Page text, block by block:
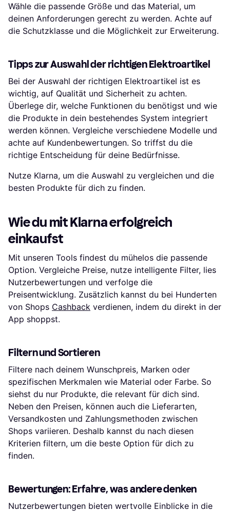
Wähle die passende Größe und das Material, um
deinen Anforderungen gerecht zu werden. Achte auf
die Schutzklasse und die Möglichkeit zur Erweiterung.
Tipps zur Auswahl der richtigen Elektroartikel
Bei der Auswahl der richtigen Elektroartikel ist es
wichtig, auf Qualität und Sicherheit zu achten.
Überlege dir, welche Funktionen du benötigst und wie
die Produkte in dein bestehendes System integriert
werden können. Vergleiche verschiedene Modelle und
achte auf Kundenbewertungen. So triffst du die
richtige Entscheidung für deine Bedürfnisse.
Nutze Klarna, um die Auswahl zu vergleichen und die
besten Produkte für dich zu finden.
Wie du mit Klarna erfolgreich
einkaufst
Mit unseren Tools findest du mühelos die passende
Option. Vergleiche Preise, nutze intelligente Filter, lies
Nutzerbewertungen und verfolge die
Preisentwicklung. Zusätzlich kannst du bei Hunderten
von Shops Cashback verdienen, indem du direkt in der
App shoppst.
Filtern und Sortieren
Filtere nach deinem Wunschpreis, Marken oder
spezifischen Merkmalen wie Material oder Farbe. So
siehst du nur Produkte, die relevant für dich sind.
Neben den Preisen, können auch die Lieferarten,
Versandkosten und Zahlungsmethoden zwischen
Shops variieren. Deshalb kannst du nach diesen
Kriterien filtern, um die beste Option für dich zu
finden.
Bewertungen: Erfahre, was andere denken
Nutzerbewertungen bieten wertvolle Einblicke in die